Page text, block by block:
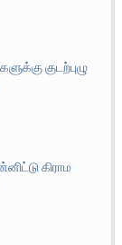
குடற்புழு
கிராம